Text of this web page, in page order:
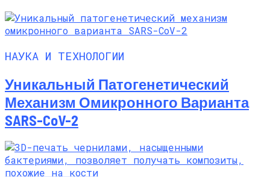
НАУКА И ТЕХНОЛОГИИ
Уникальный Патогенетический
Механизм Омикронного Варианта
SARS-CoV-2